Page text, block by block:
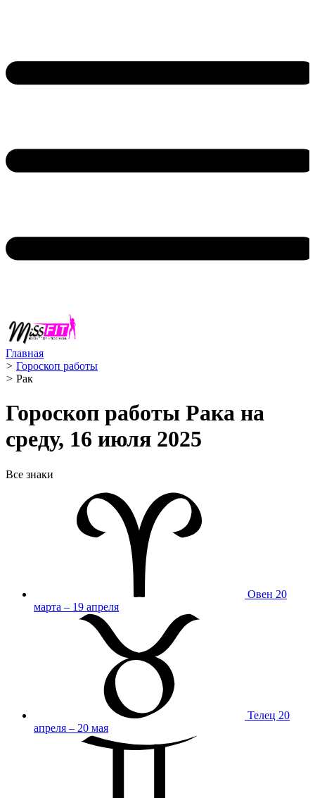
Главная
> Гороскоп работы
> Рак ️
Гороскоп работы Рака на
среду, 16 июля 2025
Все знаки
Овен 20
марта – 19 апреля
Телец 20
апреля – 20 мая